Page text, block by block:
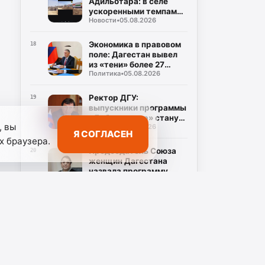
ускоренными темпами
возводят школу и
Новости•05.08.2026
18
Экономика в правовом
поле: Дагестан вывел
из «тени» более 27
тысяч работников
Политика•05.08.2026
19
Ректор ДГУ:
выпускники программы
«Доблесть гор» станут
новой управленческой
элитой Дагестана
04.08.2026
20
Председатель Союза
женщин Дагестана
назвала программу
вы
браузера.
Я СОГЛАСЕН